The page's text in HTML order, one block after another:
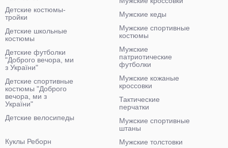
Детские костюмы-
тройки
Детские школьные
костюмы
Детские футболки
"Доброго вечора, ми
з України"
Детские спортивные
костюмы "Доброго
вечора, ми з
України"
Детские велосипеды
Мужские кеды
Мужские спортивные
костюмы
Мужские
патриотические
футболки
Мужские кожаные
кроссовки
Тактические
перчатки
Мужские спортивные
штаны
Мужские толстовки
Куклы Реборн